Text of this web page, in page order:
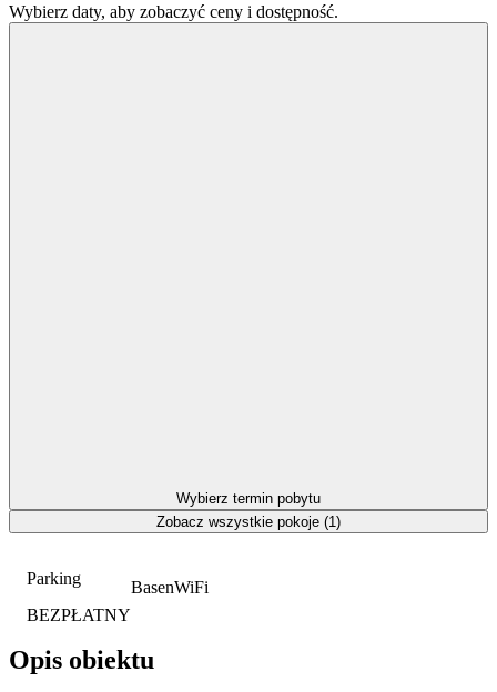
Parking
BEZPŁATNY
BasenWiFi
Opis obiektu
Wybierz daty, aby zobaczyć ceny i dostępność.
Wybierz termin pobytu
Zobacz wszystkie pokoje (1)